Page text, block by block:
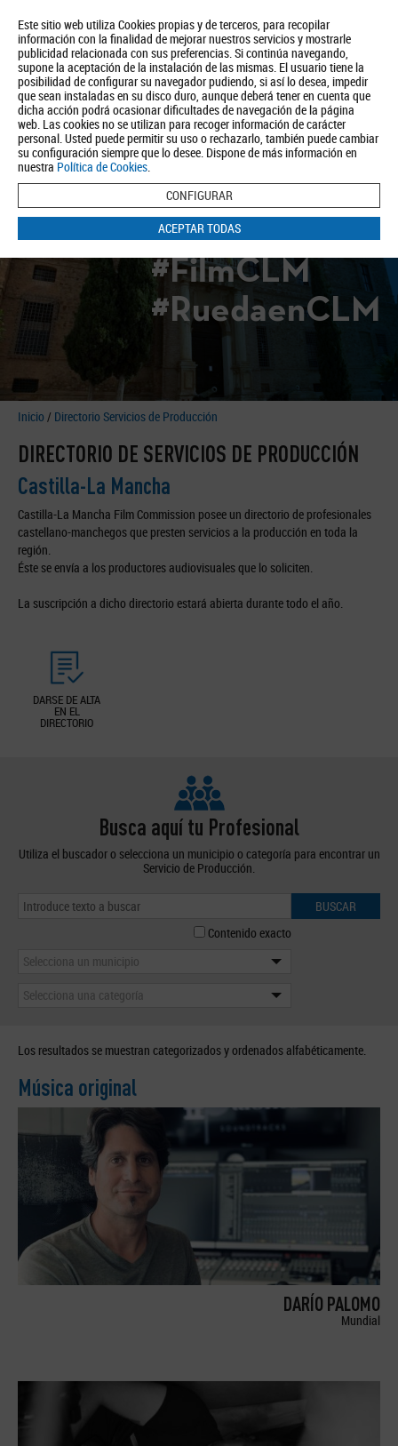
Este sitio web utiliza Cookies propias y de terceros, para recopilar
información con la finalidad de mejorar nuestros servicios y mostrarle
publicidad relacionada con sus preferencias. Si continúa navegando,
supone la aceptación de la instalación de las mismas. El usuario tiene la
posibilidad de configurar su navegador pudiendo, si así lo desea, impedir
que sean instaladas en su disco duro, aunque deberá tener en cuenta que
dicha acción podrá ocasionar dificultades de navegación de la página
web. Las cookies no se utilizan para recoger información de carácter
personal. Usted puede permitir su uso o rechazarlo, también puede cambiar
su configuración siempre que lo desee. Dispone de más información en
nuestra Política de Cookies.
CONFIGURAR
ACEPTAR TODAS
Quiénes somos Turismo Política de Privacidad Aviso Legal
Política de Cookies
BUSCAR
#FilmCLM
#RuedaenCLM
Inicio / Directorio Servicios de Producción
DIRECTORIO DE SERVICIOS DE PRODUCCIÓN
Castilla-La Mancha
Castilla-La Mancha Film Commission posee un directorio de profesionales
castellano-manchegos que presten servicios a la producción en toda la
región.
Éste se envía a los productores audiovisuales que lo soliciten.
La suscripción a dicho directorio estará abierta durante todo el año.
DARSE DE ALTA
EN EL
DIRECTORIO
Busca aquí tu Profesional
Utiliza el buscador o selecciona un municipio o categoría para encontrar un
Servicio de Producción.
BUSCAR
Contenido exacto
Selecciona un municipio
Selecciona una categoría
Los resultados se muestran categorizados y ordenados alfabéticamente.
Música original
DARÍO PALOMO
Mundial